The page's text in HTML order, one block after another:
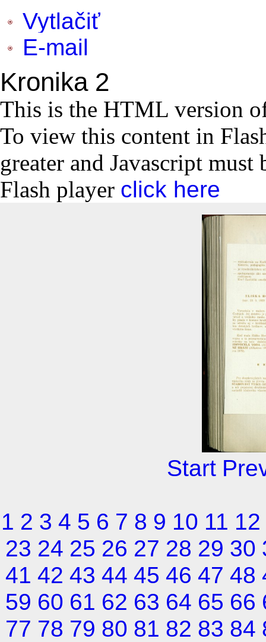
Vytlačiť
E-mail
Kronika 2
This is the HTML version
To view this content in
greater and Javascript
Flash player click here
Start
1 2 3 4 5 6 7 8 9 10 11 12
23 24 25 26 27 28 29 30
41 42 43 44 45 46 47 48
59 60 61 62 63 64 65 66
77 78 79 80 81 82 83 84